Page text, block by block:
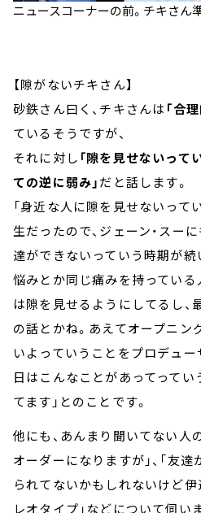
ニュースコーナーの前。チキさん
【隙がないチキさん】
砂鉄さん曰く、チキさんは 「合
ているそうですが、
それに対し 「隙を見せないって
ての逆に弱み」だと話します。
「身近な人に隙を見せないって
生だったので、ジェーン・スー
達ができないっていう時期が
悩みとか同じ痛みを持っている
は隙を見せるようにしてるし
の話とかね。あえてオープニン
いよっていうことをプロデュー
日はこんなことがあってって
てます」とのことです。
他にも、あんまり聞いてない人
オーダーになりますが」、「友達
られてないかもしれないけど伊
レオタイプ」などについて伺い